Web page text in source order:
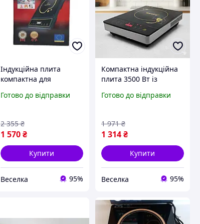
Індукційна плита
компактна для
приготування їжі з
потужності. FLAME
Готово до відправки
1 570 ₴
2 355 ₴
Купити
Веселка 95%
Компактна індукційна
плита 3500 Вт із
для швидкого
Готово до відправки
1 314₴
1 971 ₴
Купити
Веселка 95%